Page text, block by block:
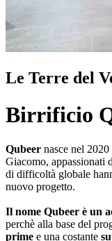
Le Terre del
Birrificio
Qubeer nasce nel
Giacomo, appassionati
di difficoltà globale
nuovo progetto.
Il nome Qubeer è un
perchè alla base del
prime e una costante